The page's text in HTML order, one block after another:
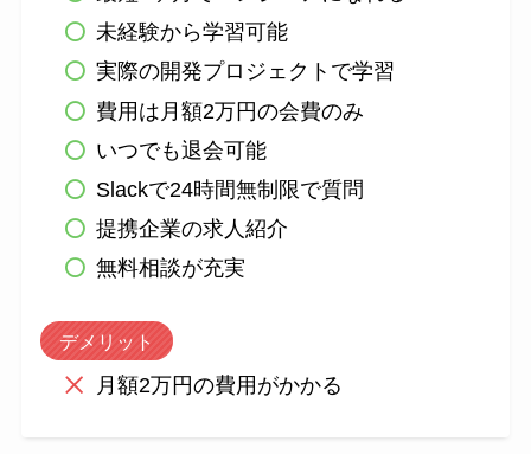
未経験から学習可能
実際の開発プロジェクトで学習
費用は月額2万円の会費のみ
いつでも退会可能
Slackで24時間無制限で質問
提携企業の求人紹介
無料相談が充実
デメリット
月額2万円の費用がかかる